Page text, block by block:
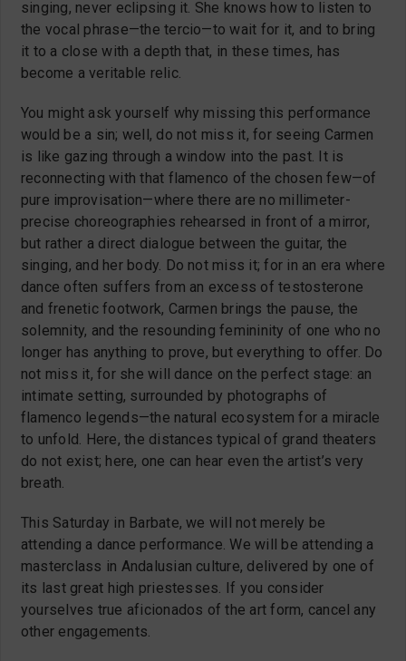
singing, never eclipsing it. She knows how to listen to
the vocal phrase—the tercio—to wait for it, and to bring
it to a close with a depth that, in these times, has
become a veritable relic.
You might ask yourself why missing this performance
would be a sin; well, do not miss it, for seeing Carmen
is like gazing through a window into the past. It is
reconnecting with that flamenco of the chosen few—of
pure improvisation—where there are no millimeter-
precise choreographies rehearsed in front of a mirror,
but rather a direct dialogue between the guitar, the
singing, and her body. Do not miss it; for in an era where
dance often suffers from an excess of testosterone
and frenetic footwork, Carmen brings the pause, the
solemnity, and the resounding femininity of one who no
longer has anything to prove, but everything to offer. Do
not miss it, for she will dance on the perfect stage: an
intimate setting, surrounded by photographs of
flamenco legends—the natural ecosystem for a miracle
to unfold. Here, the distances typical of grand theaters
do not exist; here, one can hear even the artist’s very
breath.
This Saturday in Barbate, we will not merely be
attending a dance performance. We will be attending a
masterclass in Andalusian culture, delivered by one of
its last great high priestesses. If you consider
yourselves true aficionados of the art form, cancel any
other engagements.